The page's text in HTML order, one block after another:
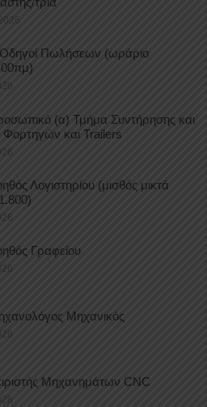
Οδηγοί Πωλήσεων (ωράριο
(α) Τμήμα Συντήρησης και
Φορτηγών και Trailers
Λογιστηρίου (μισθός μικτά
Γραφείου
Μηχανικός
Μηχανημάτων CNC